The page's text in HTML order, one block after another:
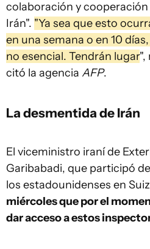
colaboración y
Irán". "Ya sea que esto
en una semana o en 10
no esencial. Tendrán lugar",
citó la agencia AFP.
La desmentida de Irán
El viceministro iraní de
Garibabadi, que participó
los estadounidenses en
miércoles que por el
dar acceso a estos